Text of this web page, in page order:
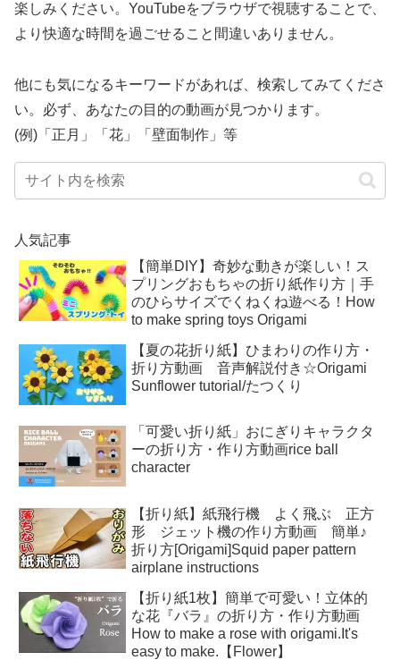
楽しみください。YouTubeをブラウザで視聴することで、
より快適な時間を過ごせること間違いありません。
他にも気になるキーワードがあれば、検索してみてくださ
い。必ず、あなたの目的の動画が見つかります。
(例)「正月」「花」「壁面制作」等
人気記事
【簡単DIY】奇妙な動きが楽しい！ス
プリングおもちゃの折り紙作り方｜手
のひらサイズでくねくね遊べる！How
to make spring toys Origami
【夏の花折り紙】ひまわりの作り方・
折り方動画 音声解説付き☆Origami
Sunflower tutorial/たつくり
「可愛い折り紙」おにぎりキャラクタ
ーの折り方・作り方動画rice ball
character
【折り紙】紙飛行機 よく飛ぶ 正方
形 ジェット機の作り方動画 簡単♪
折り方[Origami]Squid paper pattern
airplane instructions
【折り紙1枚】簡単で可愛い！立体的
な花『バラ』の折り方・作り方動画
How to make a rose with origami.It's
easy to make.【Flower】